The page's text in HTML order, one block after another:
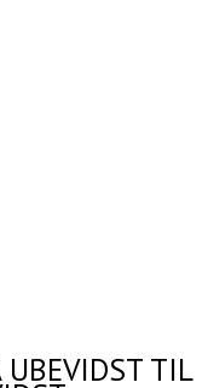
UBEVIDST TIL